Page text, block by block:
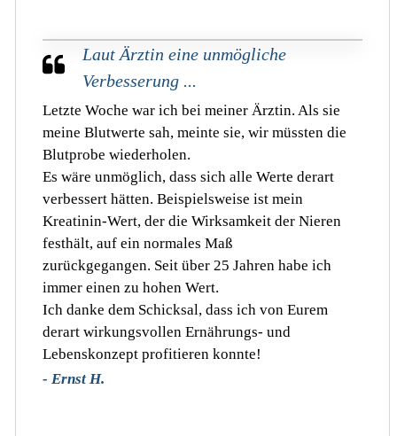
Laut Ärztin eine unmögliche
Verbesserung ...
Letzte Woche war ich bei meiner Ärztin. Als sie
meine Blutwerte sah, meinte sie, wir müssten die
Blutprobe wiederholen.
Es wäre unmöglich, dass sich alle Werte derart
verbessert hätten. Beispielsweise ist mein
Kreatinin-Wert, der die Wirksamkeit der Nieren
festhält, auf ein normales Maß
zurückgegangen. Seit über 25 Jahren habe ich
immer einen zu hohen Wert.
Ich danke dem Schicksal, dass ich von Eurem
derart wirkungsvollen Ernährungs- und
Lebenskonzept profitieren konnte!
- Ernst H.